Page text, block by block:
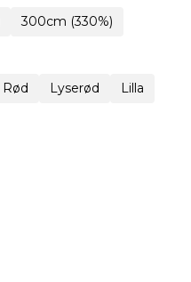
300cm (330%)
Rød Lyserød
Lilla